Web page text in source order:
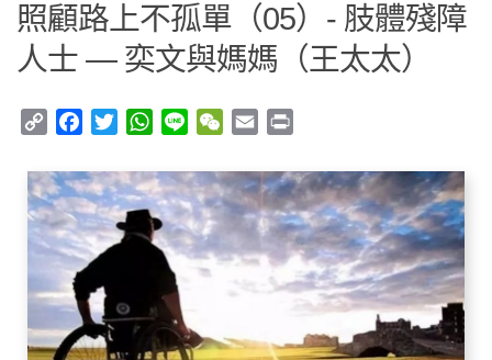
照顧路上不孤單（05）- 肢體殘障
人士 — 奕文與媽媽（王太太）
Copy
Facebook
TwitterWhatsApp
Line WeChat
Email